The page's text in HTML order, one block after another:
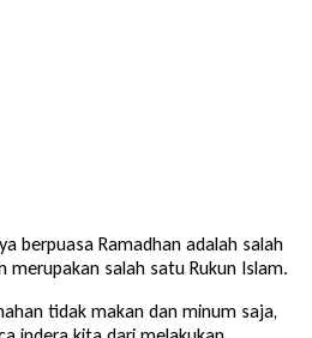
berpuasa Ramadhan adalah salah
merupakan salah satu Rukun Islam.
tidak makan dan minum saja,